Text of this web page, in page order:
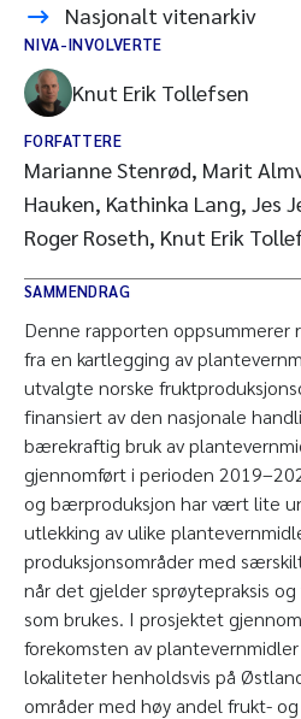
Nasjonalt vitenarkiv
NIVA-INVOLVERTE
Knut Erik Tollefsen
FORFATTERE
Marianne Stenrød, Marit
Hauken, Kathinka Lang, Jes
Roger Roseth, Knut Erik
SAMMENDRAG
Denne rapporten oppsummerer
fra en kartlegging av
utvalgte norske
finansiert av den nasjonale
bærekraftig bruk av
gjennomført i perioden
og bærproduksjon har vært lite
utlekking av ulike
produksjonsområder med
når det gjelder sprøytepraksis
som brukes. I prosjektet
forekomsten av
lokaliteter henholdsvis på
områder med høy andel frukt-